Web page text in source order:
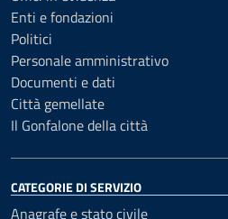
Enti e fondazioni
Politici
Personale amministrativo
Documenti e dati
Città gemellate
Il Gonfalone della città
CATEGORIE DI SERVIZIO
Anagrafe e stato civile